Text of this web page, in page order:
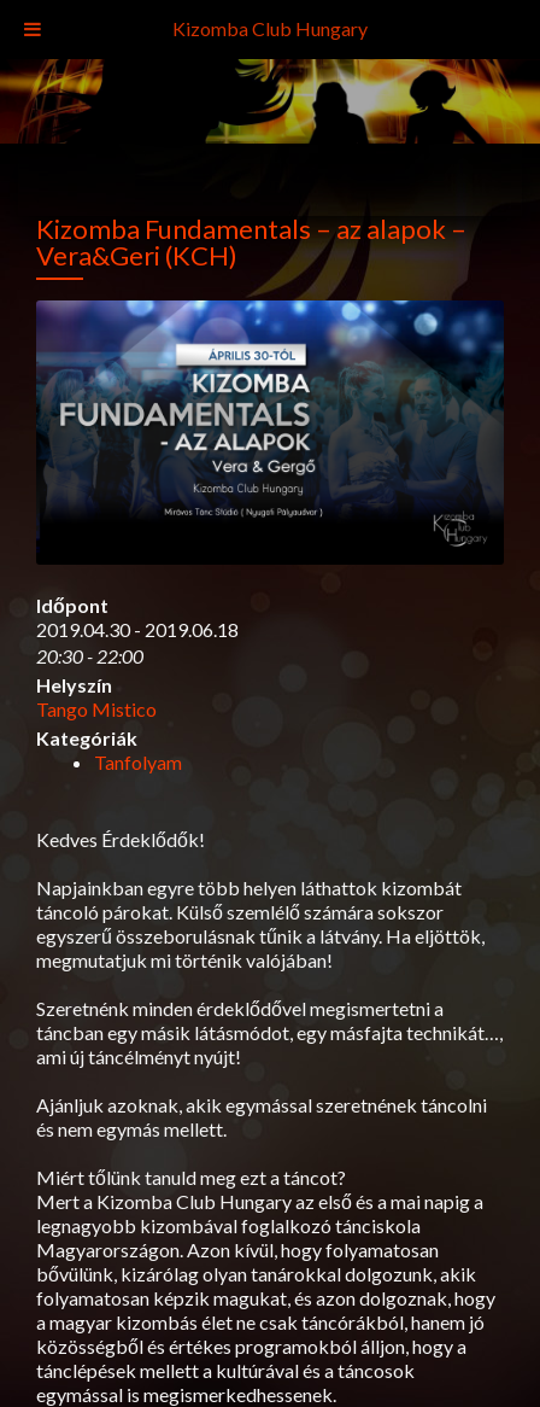
Kizomba Fundamentals – az alapok –
Vera&Geri (KCH)
Időpont
2019.04.30 - 2019.06.18
20:30 - 22:00
Helyszín
Tango Mistico
Kategóriák
Tanfolyam
Kedves Érdeklődők!
Napjainkban egyre több helyen láthattok kizombát
táncoló párokat. Külső szemlélő számára sokszor
egyszerű összeborulásnak tűnik a látvány. Ha eljöttök,
megmutatjuk mi történik valójában!
Szeretnénk minden érdeklődővel megismertetni a
táncban egy másik látásmódot, egy másfajta technikát…,
ami új táncélményt nyújt!
Ajánljuk azoknak, akik egymással szeretnének táncolni
és nem egymás mellett.
Miért tőlünk tanuld meg ezt a táncot?
Mert a Kizomba Club Hungary az első és a mai napig a
legnagyobb kizombával foglalkozó tánciskola
Magyarországon. Azon kívül, hogy folyamatosan
bővülünk, kizárólag olyan tanárokkal dolgozunk, akik
folyamatosan képzik magukat, és azon dolgoznak, hogy
a magyar kizombás élet ne csak táncórákból, hanem jó
közösségből és értékes programokból álljon, hogy a
tánclépések mellett a kultúrával és a táncosok
egymással is megismerkedhessenek.
Kizomba Club Hungary